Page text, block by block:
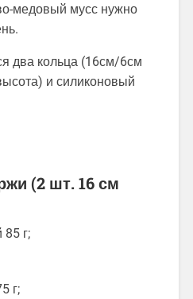
медовый мусс нужно
два кольца (16см/6см
и силиконовый
(2 шт. 16 см
г;
г;